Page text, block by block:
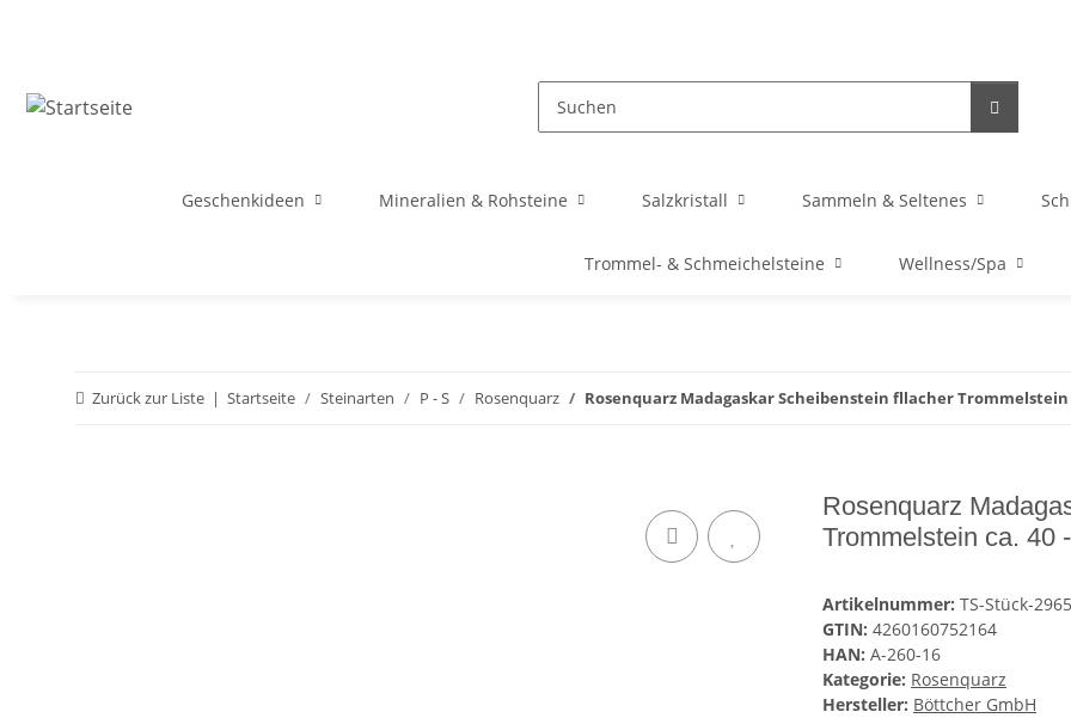
Geschenkideen Mineralien & Rohsteine Salzkristall Sammeln & Seltenes
Trommel- & Schmeichelsteine Wellness/Spa
Zurück zur Liste Startseite Steinarten P - S Rosenquarz Rosenquarz Madagaskar Scheibenstein fllacher Trommelstein
Rosenquarz
Trommelstein ca. 40
Artikelnummer: TS-Stück-2965
GTIN: 4260160752164
HAN: A-260-16
Kategorie: Rosenquarz
Hersteller: Böttcher GmbH